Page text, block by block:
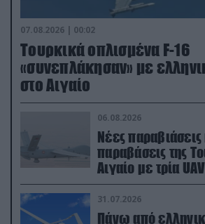
07.08.2026 | 00:02
Τουρκικά οπλισμένα F-16
«συνεπλάκησαν» με
στο Αιγαίο
06.08.2026
Νέες παραβιάσεις
παραβάσεις της
Αιγαίο με τρία UAV
31.07.2026
Πάνω από